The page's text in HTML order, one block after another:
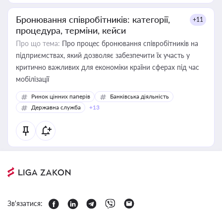
Бронювання співробітників: категорії,
процедура, терміни, кейси
+11
Про що тема: Про процес бронювання співробітників на
підприємствах, який дозволяє забезпечити їх участь у
критично важливих для економіки країни сферах під час
мобілізації
Ринок цінних паперів
Банківська діяльність
Державна служба
+13
Зв'язатися: